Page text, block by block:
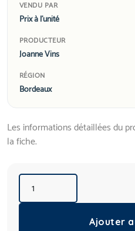
VENDU PAR
Prix à l'unité
PRODUCTEUR
Joanne Vins
RÉGION
Bordeaux
Les informations détaillées du
la fiche.
Ajouter